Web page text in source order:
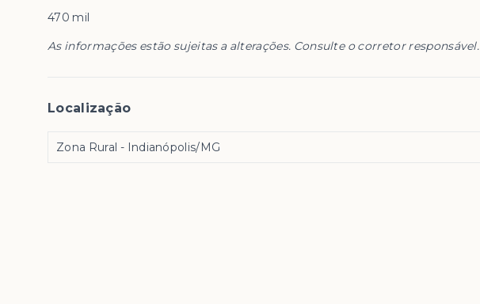
470 mil
As informações estão sujeitas a alterações. Consulte o corretor responsável.
Localização
Zona Rural - Indianópolis/MG